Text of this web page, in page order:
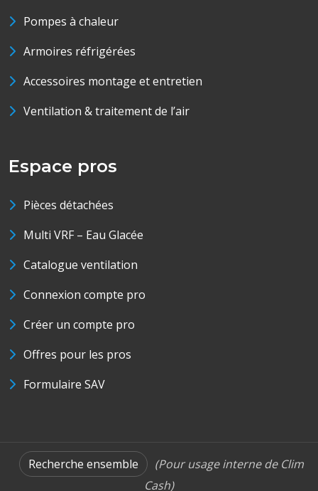
Pompes à chaleur
Armoires réfrigérées
Accessoires montage et entretien
Ventilation & traitement de l’air
Espace pros
Pièces détachées
Multi VRF – Eau Glacée
Catalogue ventilation
Connexion compte pro
Créer un compte pro
Offres pour les pros
Formulaire SAV
Recherche ensemble
(Pour usage interne de Clim
Cash)